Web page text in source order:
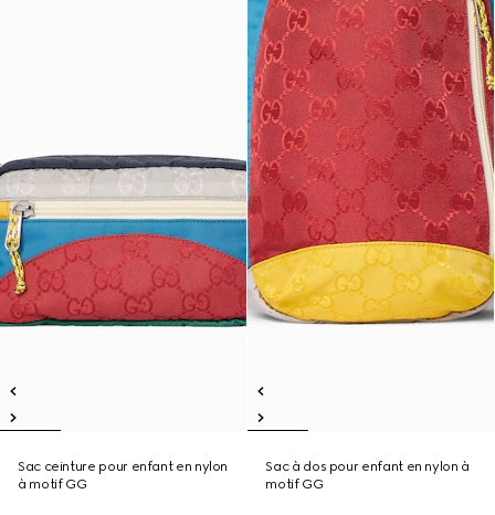
Sac ceinture pour enfant en nylon
à motif GG
Sac à dos pour enfant en nylon à
motif GG